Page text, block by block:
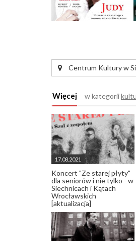
Centrum Kultury w
Więcej w kategorii
17.08.2021
Koncert "Ze starej płyty"
dla seniorów i nie tylko - w
Siechnicach i Kątach
Wrocławskich
[aktualizacja]